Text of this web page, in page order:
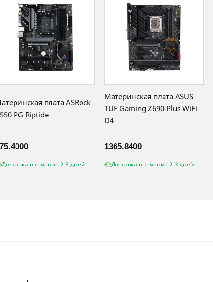
плата ASRock
PG Riptide
Доставка в течение 2-3 дней
Материнская плата ASUS
TUF Gaming Z690-Plus WiFi
D4
1365.8400
Доставка в течение 2-3 дней